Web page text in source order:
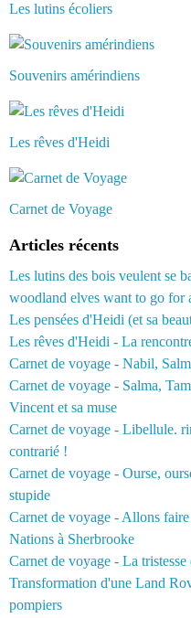
Les lutins écoliers
Souvenirs amérindiens
Les rêves d'Heidi
Carnet de Voyage
Articles récents
Les lutins des bois veulent se
woodland elves want to go for
Les pensées d'Heidi (et sa
Les rêves d'Heidi - La
Carnet de voyage - Nabil,
Carnet de voyage - Salma,
Vincent et sa muse
Carnet de voyage - Libellule.
contrarié !
Carnet de voyage - Ourse,
stupide
Carnet de voyage - Allons
Nations à Sherbrooke
Carnet de voyage - La
Transformation d'une Land
pompiers